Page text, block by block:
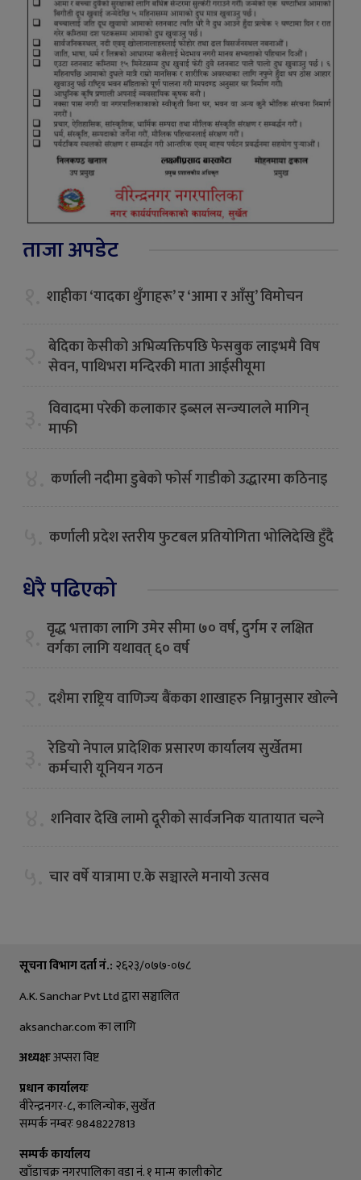
ताजा अपडेट
शाहीका ‘यादका थुँगाहरू’ र ‘आमा र आँसु’ विमोचन
बेदिका केसीको अभिव्यक्तिपछि फेसबुक लाइभमै विष
सेवन, पाथिभरा मन्दिरकी माता आईसीयूमा
विवादमा परेकी कलाकार इब्सल सन्ज्यालले मागिन्
माफी
कर्णाली नदीमा डुबेको फोर्स गाडीको उद्धारमा कठिनाइ
कर्णाली प्रदेश स्तरीय फुटबल प्रतियोगिता भोलिदेखि हुँदै
धेरै पढिएको
वृद्ध भत्ताका लागि उमेर सीमा ७० वर्ष, दुर्गम र लक्षित
वर्गका लागि यथावत् ६० वर्ष
दशैमा राष्ट्रिय वाणिज्य बैंकका शाखाहरु निम्नानुसार खाेल्ने
रेडियो नेपाल प्रादेशिक प्रसारण कार्यालय सुर्खेतमा
कर्मचारी यूनियन गठन
शनिवार देखि लामो दूरीको सार्वजनिक यातायात चल्ने
चार वर्षे यात्रामा ए.के सञ्चारले मनायो उत्सव
सूचना विभाग दर्ता नं.: २६२३/०७७-०७८
A.K. Sanchar Pvt Ltd द्वारा सञ्चालित
aksanchar.com का लागि
अध्यक्षःअप्सरा विष्ट
प्रधान कार्यालयः
वीरेन्द्रनगर-८, कालिन्चाेक, सुर्खेत
सम्पर्क नम्बरः 9848227813
सम्पर्क कार्यालय
खाँडाचक्र नगरपालिका वडा नं. १ मान्म कालीकाेट